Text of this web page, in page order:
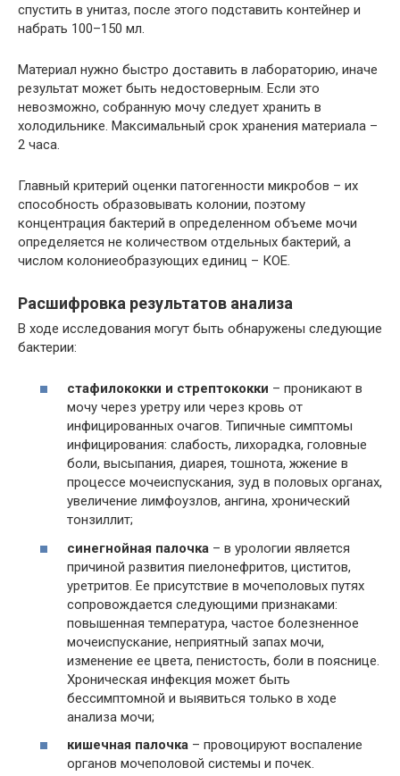
спустить в унитаз, после этого подставить контейнер и
набрать 100–150 мл.
Материал нужно быстро доставить в лабораторию, иначе
результат может быть недостоверным. Если это
невозможно, собранную мочу следует хранить в
холодильнике. Максимальный срок хранения материала –
2 часа.
Главный критерий оценки патогенности микробов – их
способность образовывать колонии, поэтому
концентрация бактерий в определенном объеме мочи
определяется не количеством отдельных бактерий, а
числом колониеобразующих единиц – КОЕ.
Расшифровка результатов анализа
В ходе исследования могут быть обнаружены следующие
бактерии:
стафилококки и стрептококки – проникают в
мочу через уретру или через кровь от
инфицированных очагов. Типичные симптомы
инфицирования: слабость, лихорадка, головные
боли, высыпания, диарея, тошнота, жжение в
процессе мочеиспускания, зуд в половых органах,
увеличение лимфоузлов, ангина, хронический
тонзиллит;
синегнойная палочка – в урологии является
причиной развития пиелонефритов, циститов,
уретритов. Ее присутствие в мочеполовых путях
сопровождается следующими признаками:
повышенная температура, частое болезненное
мочеиспускание, неприятный запах мочи,
изменение ее цвета, пенистость, боли в пояснице.
Хроническая инфекция может быть
бессимптомной и выявиться только в ходе
анализа мочи;
кишечная палочка – провоцируют воспаление
органов мочеполовой системы и почек.